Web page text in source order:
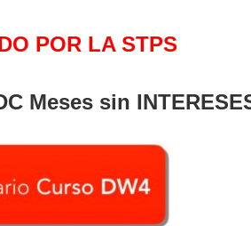
POR LA STPS
Meses sin